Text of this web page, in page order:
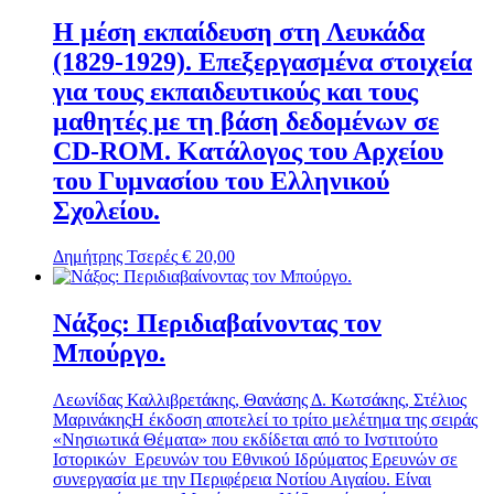
Η μέση εκπαίδευση στη Λευκάδα
(1829-1929). Επεξεργασμένα στοιχεία
για τους εκπαιδευτικούς και τους
μαθητές με τη βάση δεδομένων σε
CD-ROM. Κατάλογος του Αρχείου
του Γυμνασίου του Ελληνικού
Σχολείου.
Δημήτρης Τσερές € 20,00
Νάξος: Περιδιαβαίνοντας τον
Μπούργο.
Λεωνίδας Καλλιβρετάκης, Θανάσης Δ. Κωτσάκης, Στέλιος
ΜαρινάκηςΗ έκδοση αποτελεί το τρίτο μελέτημα της σειράς
«Νησιωτικά Θέματα» που εκδίδεται από το Ινστιτούτο
Ιστορικών Ερευνών του Εθνικού Ιδρύματος Ερευνών σε
συνεργασία με την Περιφέρεια Νοτίου Αιγαίου. Είναι